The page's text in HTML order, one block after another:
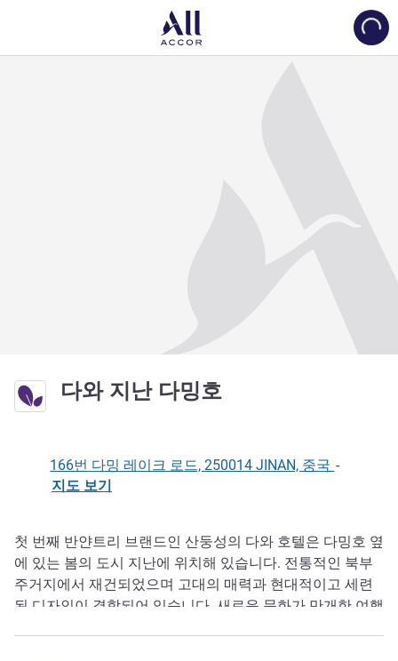
다와 지난 다밍호
166번 다밍 레이크 로드, 250014 JINAN, 중국 -
지도 보기
호텔설명
첫 번째 반얀트리 브랜드인 산둥성의 다와 호텔은 다밍호 옆
에 있는 봄의 도시 지난에 위치해 있습니다. 전통적인 북부
주거지에서 재건되었으며 고대의 매력과 현대적이고 세련
된 디자인이 결합되어 있습니다. 새로운 문화가 만개한 여행